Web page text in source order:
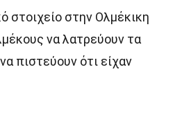
στοιχείο στην Ολμέκικη
να λατρεύουν τα
πιστεύουν ότι είχαν